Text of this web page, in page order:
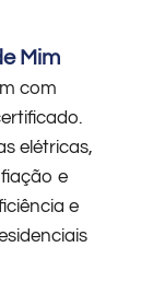
Mim
com
elétricas,
e
e